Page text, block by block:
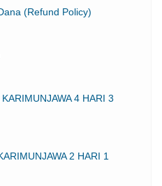
(Refund Policy)
4 HARI 3
2 HARI 1